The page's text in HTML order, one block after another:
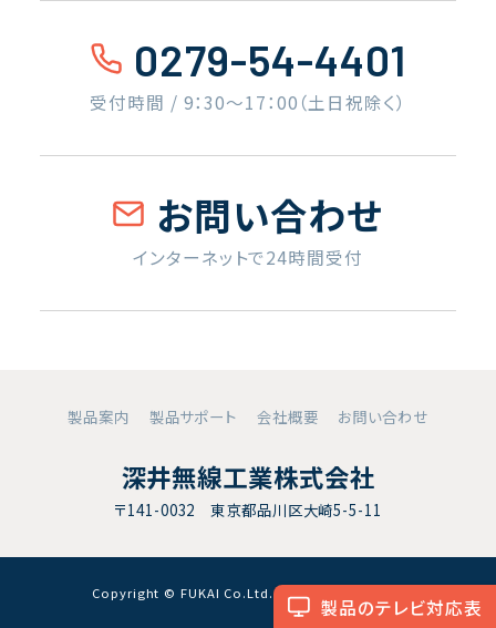
製品のテレビ対応表
0279-54-4401
受付時間 / 9：30〜17：00（土日祝除く）
お問い合わせ
インターネットで24時間受付
製品案内 製品サポート 会社概要 お問い合わせ
深井無線工業株式会社
〒141-0032 東京都品川区大崎5-5-11
Copyright © FUKAI Co.Ltd. All RightsReserved.